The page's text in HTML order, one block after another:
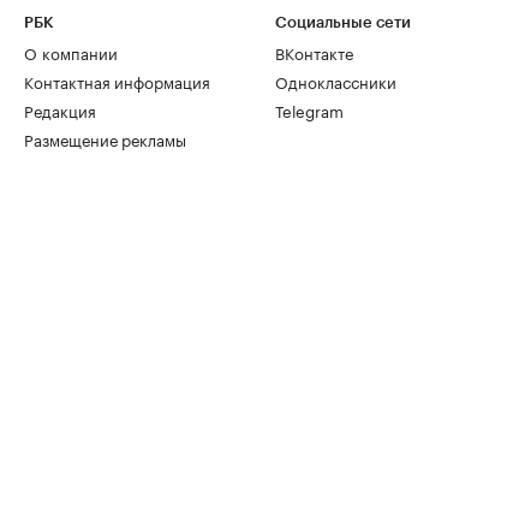
РБК
О компании
Контактная информация
Редакция
Размещение рекламы
Социальные сети
ВКонтакте
Одноклассники
Telegram